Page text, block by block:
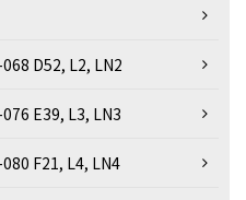
D52, L2, LN2
E39, L3, LN3
F21, L4, LN4